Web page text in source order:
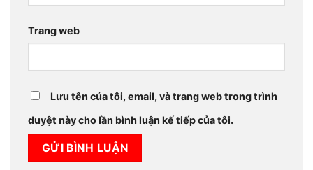
Trang web
Lưu tên của tôi, email, và trang web trong trình
duyệt này cho lần bình luận kế tiếp của tôi.